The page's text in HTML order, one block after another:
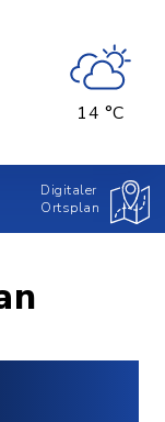
14 °C
Digitaler
Ortsplan